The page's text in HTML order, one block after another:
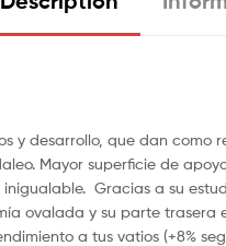
y desarrollo, que dan
Mayor superficie de
Gracias a su
ovalada y su parte
a tus vatios (+8%